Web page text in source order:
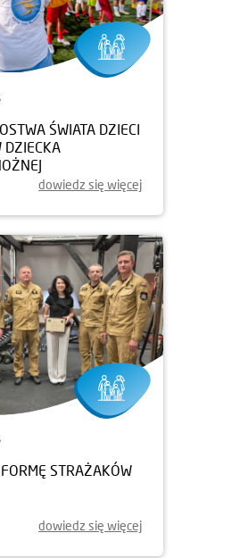
ŚWIATA DZIECI
DZIECKA
dowiedz się więcej
STRAŻAKÓW
dowiedz się więcej